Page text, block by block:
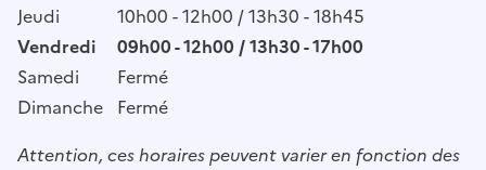
Jeudi
10h00 - 12h00 / 13h30 - 18h45
Vendredi
09h00 - 12h00 / 13h30 - 17h00
Samedi
Fermé
Dimanche Fermé
Attention, ces horaires peuvent varier en fonction des